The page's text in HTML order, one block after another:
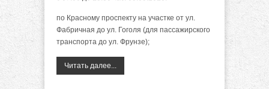
по Красному проспекту на участке от ул.
Фабричная до ул. Гоголя (для пассажирского
транспорта до ул. Фрунзе);
Читать далее...